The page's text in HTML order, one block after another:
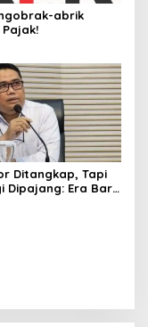
abrik
Ditangkap, Tapi
Dipajang: Era Baru